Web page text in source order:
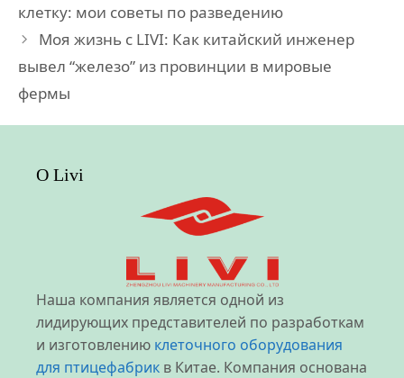
клетку: мои советы по разведению
Моя жизнь с LIVI: Как китайский инженер
вывел “железо” из провинции в мировые
фермы
О Livi
Наша компания является одной из
лидирующих представителей по разработкам
и изготовлению клеточного оборудования
для птицефабрик в Китае. Компания основана